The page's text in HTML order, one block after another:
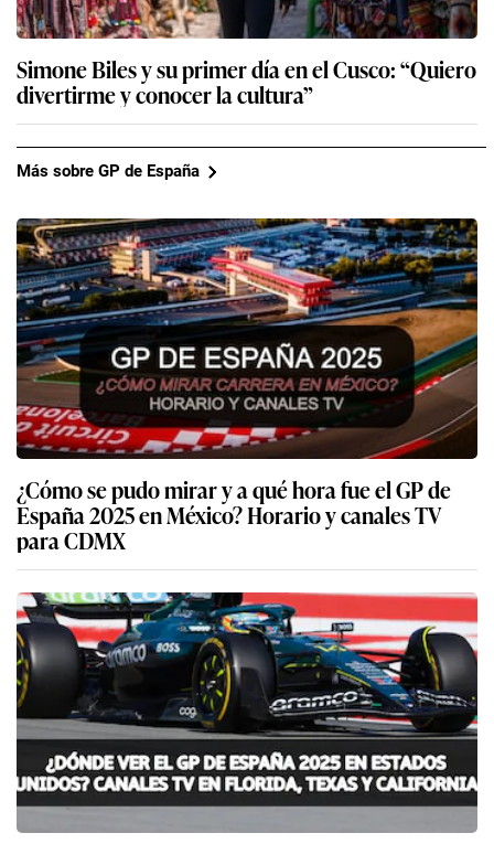
Simone Biles y su primer día en el Cusco: “Quiero
divertirme y conocer la cultura”
Más sobre GP de España
¿Cómo se pudo mirar y a qué hora fue el GP de
España 2025 en México? Horario y canales TV
para CDMX